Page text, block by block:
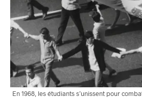
En 1968, les étudiants s’unissent pour